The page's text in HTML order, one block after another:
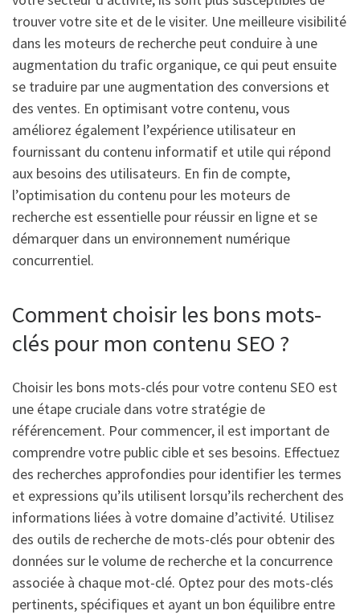
trouver votre site et de le visiter. Une meilleure visibilité
dans les moteurs de recherche peut conduire à une
augmentation du trafic organique, ce qui peut ensuite
se traduire par une augmentation des conversions et
des ventes. En optimisant votre contenu, vous
améliorez également l’expérience utilisateur en
fournissant du contenu informatif et utile qui répond
aux besoins des utilisateurs. En fin de compte,
l’optimisation du contenu pour les moteurs de
recherche est essentielle pour réussir en ligne et se
démarquer dans un environnement numérique
concurrentiel.
Comment choisir les bons mots-
clés pour mon contenu SEO ?
Choisir les bons mots-clés pour votre contenu SEO est
une étape cruciale dans votre stratégie de
référencement. Pour commencer, il est important de
comprendre votre public cible et ses besoins. Effectuez
des recherches approfondies pour identifier les termes
et expressions qu’ils utilisent lorsqu’ils recherchent des
informations liées à votre domaine d’activité. Utilisez
des outils de recherche de mots-clés pour obtenir des
données sur le volume de recherche et la concurrence
associée à chaque mot-clé. Optez pour des mots-clés
pertinents, spécifiques et ayant un bon équilibre entre